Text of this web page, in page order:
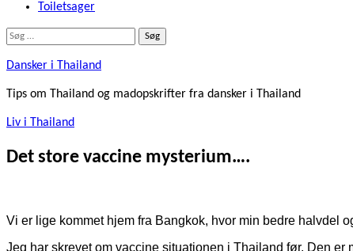
Toiletsager
Søg
Dansker i Thailand
Tips om Thailand og madopskrifter fra dansker i Thailand
Liv i Thailand
Det store vaccine mysterium….
Vi er lige kommet hjem fra Bangkok, hvor min bedre halvdel
Jeg har skrevet om vaccine situationen i Thailand før. Den